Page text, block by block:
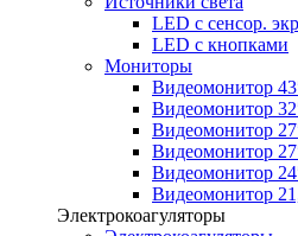
LED с сенсор.
LED с кнопками
Мониторы
Видеомонитор
Видеомонитор
Видеомонитор
Видеомонитор
Видеомонитор
Видеомонитор
Электрокоагуляторы